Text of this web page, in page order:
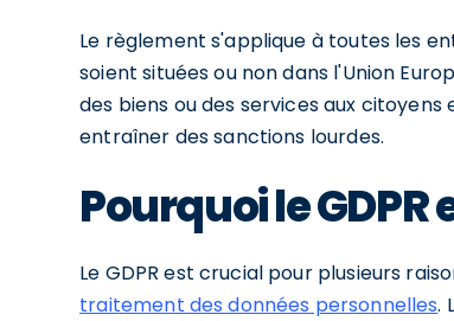
Le règlement s'applique à toutes les
soient situées ou non dans l'Union
des biens ou des services aux
entraîner des sanctions lourdes.
Pourquoi le
Le GDPR est crucial pour plusieurs
traitement des données personnelles.